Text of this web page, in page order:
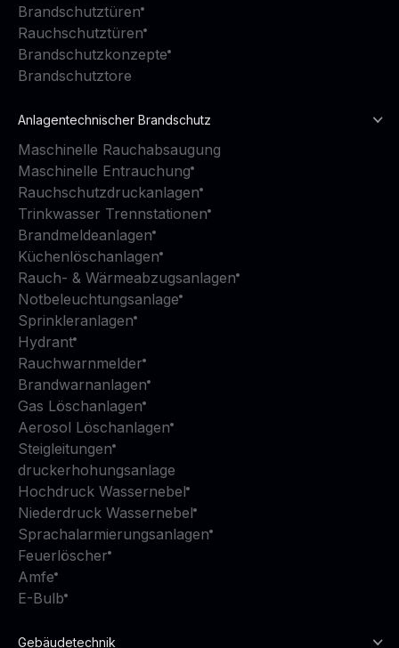
Brandschutztüren
Rauchschutztüren
Brandschutzkonzepte
Brandschutztore
Anlagentechnischer Brandschutz
Maschinelle Rauchabsaugung
Maschinelle Entrauchung
Rauchschutzdruckanlagen
Trinkwasser Trennstationen
Brandmeldeanlagen
Küchenlöschanlagen
Rauch- & Wärmeabzugsanlagen
Notbeleuchtungsanlage
Sprinkleranlagen
Hydrant
Rauchwarnmelder
Brandwarnanlagen
Gas Löschanlagen
Aerosol Löschanlagen
Steigleitungen
druckerhohungsanlage
Hochdruck Wassernebel
Niederdruck Wassernebel
Sprachalarmierungsanlagen
Feuerlöscher
Amfe
E-Bulb
Gebäudetechnik